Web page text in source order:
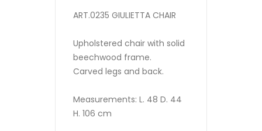
ART.0235 GIULIETTA CHAIR
Upholstered chair with solid
beechwood frame.
Carved legs and back.
Measurements: L. 48 D. 44
H. 106 cm